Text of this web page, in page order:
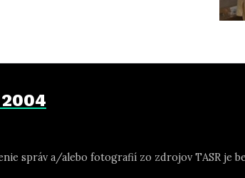
správ a/alebo fotografií zo zdrojov TASR je